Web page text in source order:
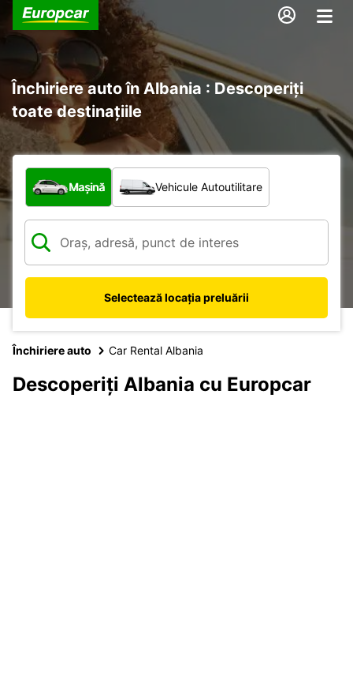
Închiriere auto în Albania : Descoperiți
toate destinațiile
Ce tip de vehicul?
Mașină Vehicule Autoutilitare
Selectează locația preluării
Închiriere auto Car Rental Albania
Descoperiți Albania cu Europcar